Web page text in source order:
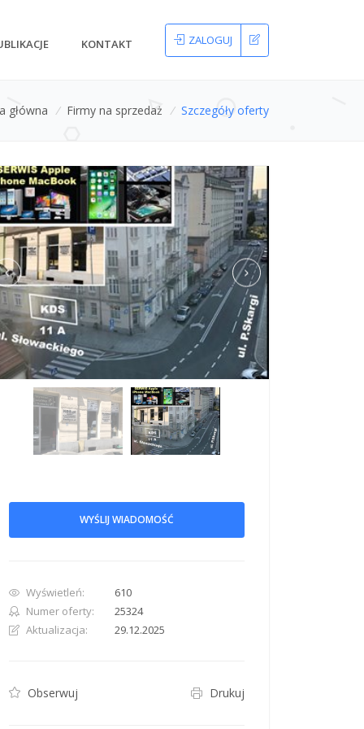
KONTAKT ZALOGUJ
główna / Firmy na sprzedaż / Szczegóły oferty
down 100 pixels: down arrow. Rotate 15 degrees clockwise: shift +
WYŚLIJ WIADOMOŚĆ
Wyświetleń:
610
Numer oferty:
25324
Aktualizacja:
29.12.2025
Obserwuj Drukuj